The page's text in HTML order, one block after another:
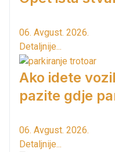
06. Avgust. 2026.
Detaljnije...
Ako idete
pazite gdje
06. Avgust. 2026.
Detaljnije...